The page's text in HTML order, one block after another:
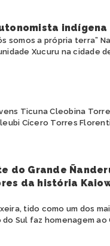
indígena
somos a própria terra”
Xucuru na cidade
Ticuna Cleobina
Cícero Torres
do Grande
da história
tido como um dos
Sul faz homenagem ao